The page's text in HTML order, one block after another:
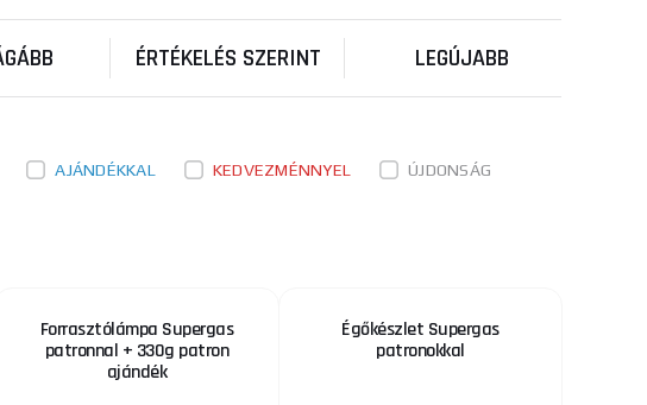
l) Mene ...
ks
es tömlővel
patronokhoz és
32 770 Ft
ÉRTÉKELÉS SZERINT LEGÚJABB
AJÁNDÉKKAL KEDVEZMÉNNYEL ÚJDONSÁG
Forrasztólámpa Supergas
patronnal + 330g patron
ajándék
Égőkészlet Supergas
patronokkal